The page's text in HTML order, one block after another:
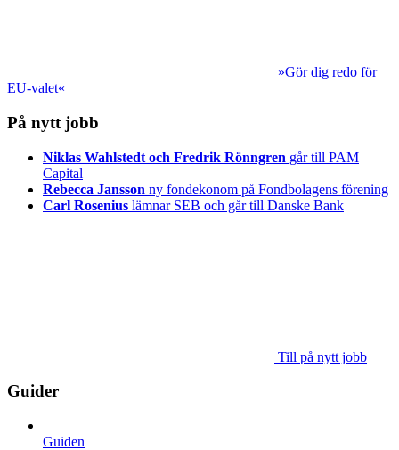
»Gör dig redo för
EU-valet«
På nytt jobb
Niklas Wahlstedt och Fredrik Rönngren går till PAM
Capital
Rebecca Jansson ny fondekonom på Fondbolagens förening
Carl Rosenius lämnar SEB och går till Danske Bank
Till på nytt jobb
Guider
Guiden